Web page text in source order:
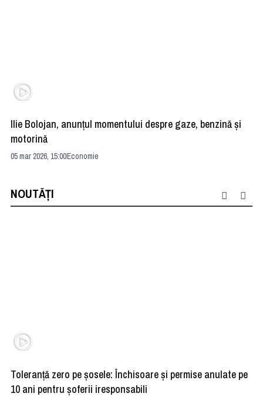
Ilie Bolojan, anunţul momentului despre gaze, benzină şi
motorină
05 mar 2026, 15:00Economie
NOUTĂȚI
Toleranță zero pe șosele: Închisoare și permise anulate pe
10 ani pentru șoferii iresponsabili